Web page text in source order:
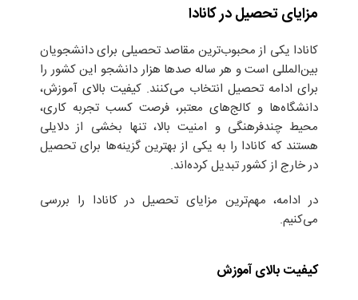
مزایای تحصیل در کانادا
کانادا یکی از محبوب‌ترین مقاصد تحصیلی برای دانشجویان
بین‌المللی است و هر ساله صدها هزار دانشجو این کشور را
برای ادامه تحصیل انتخاب می‌کنند. کیفیت بالای آموزش،
دانشگاه‌ها و کالج‌های معتبر، فرصت کسب تجربه کاری،
محیط چندفرهنگی و امنیت بالا، تنها بخشی از دلایلی
هستند که کانادا را به یکی از بهترین گزینه‌ها برای تحصیل
در خارج از کشور تبدیل کرده‌اند.
در ادامه، مهم‌ترین مزایای تحصیل در کانادا را بررسی
می‌کنیم.
کیفیت بالای آموزش